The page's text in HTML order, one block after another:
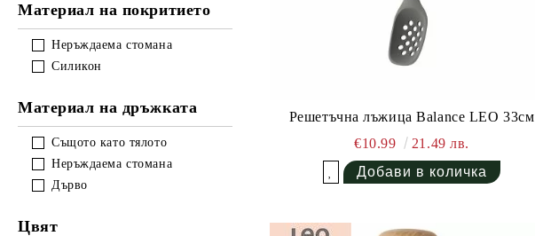
Материал на покритието
Неръждаема стомана
Силикон
Материал на дръжката
Същото като тялото
Неръждаема стомана
Дърво
Цвят
Решетъчна лъжица Balance LEO 33см
€10.99
21.49 лв.